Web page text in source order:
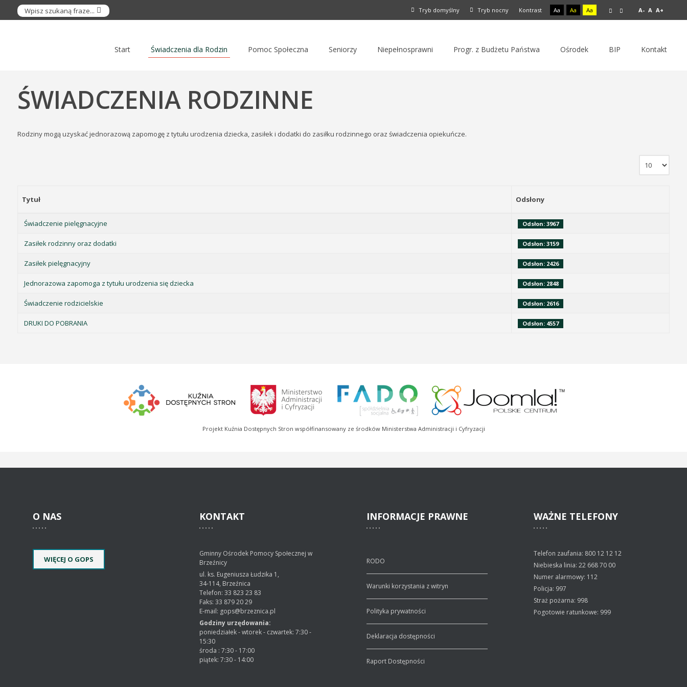
Tryb domyślny Tryb nocny Kontrast Aa Aa Aa A- A A+
Start Świadczenia dla Rodzin Pomoc Społeczna Seniorzy Niepełnosprawni Progr. z Budżetu Państwa Ośrodek BIP Kontakt
ŚWIADCZENIA RODZINNE
Rodziny mogą uzyskać jednorazową zapomogę z tytułu urodzenia dziecka, zasiłek i dodatki do zasiłku rodzinnego oraz świadczenia opiekuńcze.
Tytuł Odsłony
Świadczenie pielęgnacyjne Odsłon: 3967
Zasiłek rodzinny oraz dodatki Odsłon: 3159
Zasiłek pielęgnacyjny Odsłon: 2426
Jednorazowa zapomoga z tytułu urodzenia się dziecka Odsłon: 2848
Świadczenie rodzicielskie Odsłon: 2616
DRUKI DO POBRANIA Odsłon: 4557
Projekt Kuźnia Dostępnych Stron współfinansowany ze środków Ministerstwa Administracji i Cyfryzacji
O NAS
WIĘCEJ O GOPS
KONTAKT
Gminny Ośrodek Pomocy Społecznej w
Brzeźnicy
ul. ks. Eugeniusza Łudzika 1,
34-114, Brzeźnica
Telefon: 33 823 23 83
Faks: 33 879 20 29
E-mail: gops@brzeznica.pl
Godziny urzędowania:
poniedziałek - wtorek - czwartek: 7:30 -
15:30
środa : 7:30 - 17:00
piątek: 7:30 - 14:00
INFORMACJE PRAWNE
RODO
Warunki korzystania z witryn
Polityka prywatności
Deklaracja dostępności
Raport Dostępności
WAŻNE TELEFONY
Telefon zaufania: 800 12 12 12
Niebieska linia: 22 668 70 00
Numer alarmowy: 112
Policja: 997
Straż pożarna: 998
Pogotowie ratunkowe: 999